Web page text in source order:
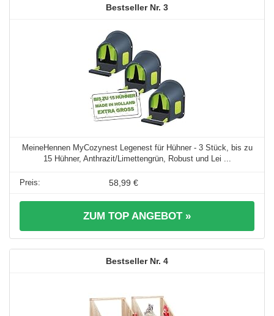
3
MeineHennen MyCozynest Legenest für Hühner - 3 Stück, bis zu
15 Hühner, Anthrazit/Limettengrün, Robust und Lei ...
58,99 €
ZUM TOP ANGEBOT »
4